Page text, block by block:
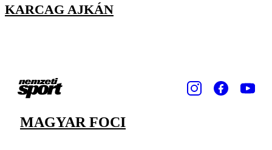
KARCAG AJKÁN
MAGYAR FOCI